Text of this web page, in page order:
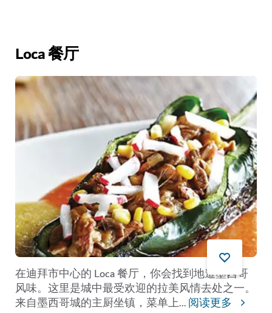
Loca 餐厅
在迪拜市中心的 Loca 餐厅，你会找到地道墨西哥
风味。这里是城中最受欢迎的拉美风情去处之一。
来自墨西哥城的主厨坐镇，菜单上...阅读更多